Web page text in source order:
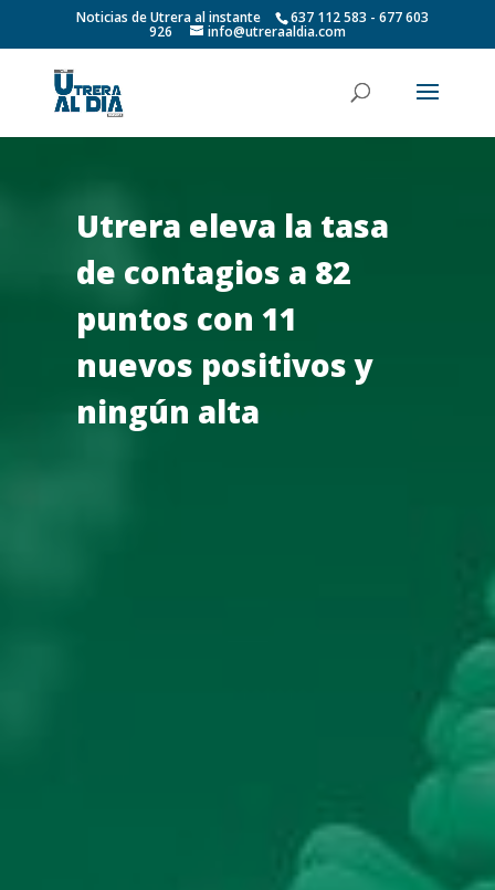
Noticias de Utrera al instante 637 112 583 - 677 603
926 info@utreraaldia.com
Utrera eleva la tasa
de contagios a 82
puntos con 11
nuevos positivos y
ningún alta